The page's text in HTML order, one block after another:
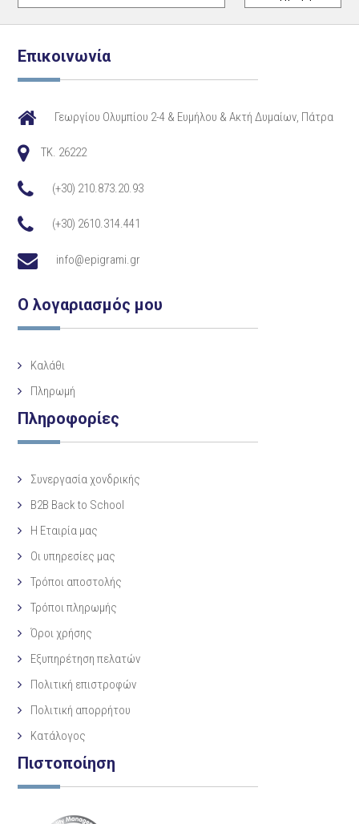
Επικοινωνία
Γεωργίου Ολυμπίου 2-4 & Ευμήλου & Ακτή Δυμαίων, Πάτρα
TK. 26222
(+30) 210.873.20.93
(+30) 2610.314.441
info@epigrami.gr
Ο λογαριασμός μου
Καλάθι
Πληρωμή
Πληροφορίες
Συνεργασία χονδρικής
B2B Back to School
Η Eταιρία μας
Οι υπηρεσίες μας
Τρόποι αποστολής
Τρόποι πληρωμής
Όροι χρήσης
Εξυπηρέτηση πελατών
Πολιτική επιστροφών
Πολιτική απορρήτου
Κατάλογος
Πιστοποίηση